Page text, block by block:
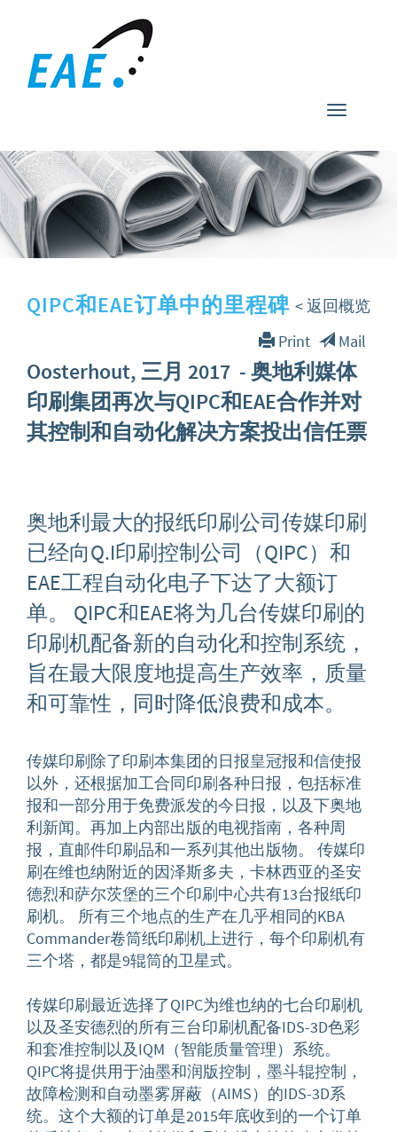
Toggle
QIPC和EAE订单中的里程碑 < 返回概览
Mail
Print
Oosterhout, 三月 2017 - 奥地利媒体
印刷集团再次与QIPC和EAE合作并对
其控制和自动化解决方案投出信任票
奥地利最大的报纸印刷公司传媒印刷
已经向Q.I印刷控制公司（QIPC）和
EAE工程自动化电子下达了大额订
单。 QIPC和EAE将为几台传媒印刷的
印刷机配备新的自动化和控制系统，
旨在最大限度地提高生产效率，质量
和可靠性，同时降低浪费和成本。
传媒印刷除了印刷本集团的日报皇冠报和信使报
以外，还根据加工合同印刷各种日报，包括标准
报和一部分用于免费派发的今日报，以及下奥地
利新闻。再加上内部出版的电视指南，各种周
报，直邮件印刷品和一系列其他出版物。 传媒印
刷在维也纳附近的因泽斯多夫，卡林西亚的圣安
德烈和萨尔茨堡的三个印刷中心共有13台报纸印
刷机。 所有三个地点的生产在几乎相同的KBA
Commander卷筒纸印刷机上进行，每个印刷机有
三个塔，都是9辊筒的卫星式。
传媒印刷最近选择了QIPC为维也纳的七台印刷机
以及圣安德烈的所有三台印刷机配备IDS-3D色彩
和套准控制以及IQM（智能质量管理）系统。
QIPC将提供用于油墨和润版控制，墨斗辊控制，
故障检测和自动墨雾屏蔽（AIMS）的IDS-3D系
统。这个大额的订单是2015年底收到的一个订单